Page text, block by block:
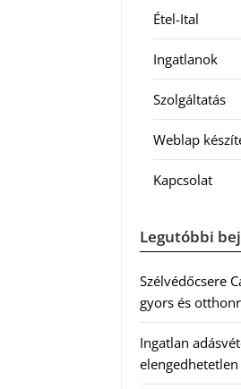
Étel-Ital
Ingatlanok
Szolgáltatás
Weblap
Kapcsolat
Legutóbbi
Szélvédőcsere
gyors és
Ingatlan